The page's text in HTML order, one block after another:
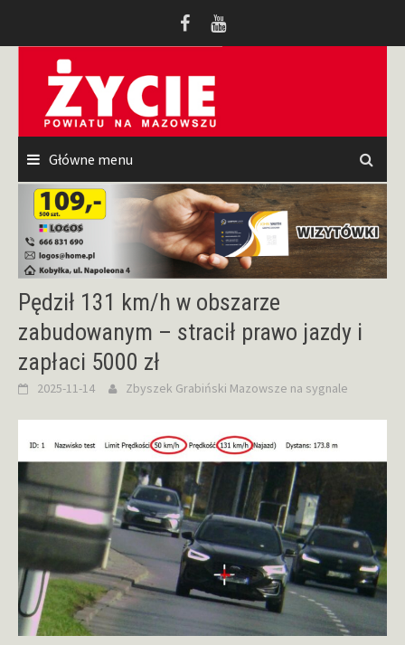
Główne menu
Pędził 131 km/h w obszarze
zabudowanym – stracił prawo jazdy i
zapłaci 5000 zł
2025-11-14 Zbyszek Grabiński Mazowsze na sygnale